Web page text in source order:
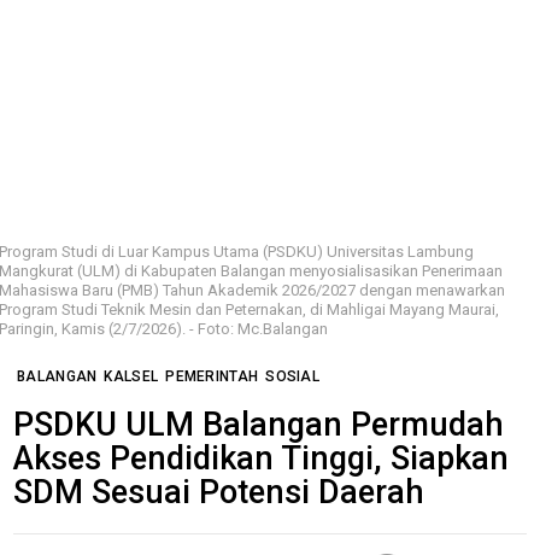
Program Studi di Luar Kampus Utama (PSDKU) Universitas Lambung
Mangkurat (ULM) di Kabupaten Balangan menyosialisasikan Penerimaan
Mahasiswa Baru (PMB) Tahun Akademik 2026/2027 dengan menawarkan
Program Studi Teknik Mesin dan Peternakan, di Mahligai Mayang Maurai,
Paringin, Kamis (2/7/2026). - Foto: Mc.Balangan
BALANGAN KALSEL PEMERINTAH SOSIAL
PSDKU ULM Balangan Permudah
Akses Pendidikan Tinggi, Siapkan
SDM Sesuai Potensi Daerah